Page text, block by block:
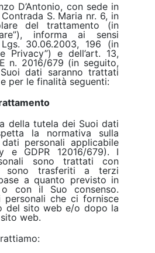
D’Antonio, con sede in
S. Maria nr. 6, in
del trattamento (in
informa ai sensi
30.06.2003, 196 (in
Privacy”) e dell’art. 13,
n. 2016/679 (in seguito,
dati saranno trattati
per le finalità seguenti:
della tutela dei Suoi dati
la normativa sulla
personali applicabile
e GDPR 12016/679). I
sono trattati con
sono trasferiti a terzi
a quanto previsto in
con il Suo consenso.
che ci fornisce
del sito web e/o dopo la
web.